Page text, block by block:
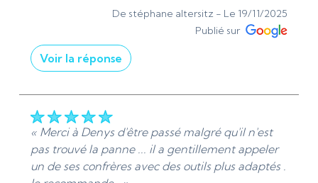
De stéphane altersitz - Le 19/11/2025
Publié sur
Voir la réponse
l'intervention a répondu à vos attentes. La clarté
du diagnostic et la qualité du travail sont des
points que nous valorisons particulièrement.
Votre recommandation est très appréciée.
Cordialement, Denis Plombier chauffagiste de
« Merci à Denys d'être passé malgré qu'il n'est
pas trouvé la panne ... il a gentillement appeler
un de ses confrères avec des outils plus adaptés .